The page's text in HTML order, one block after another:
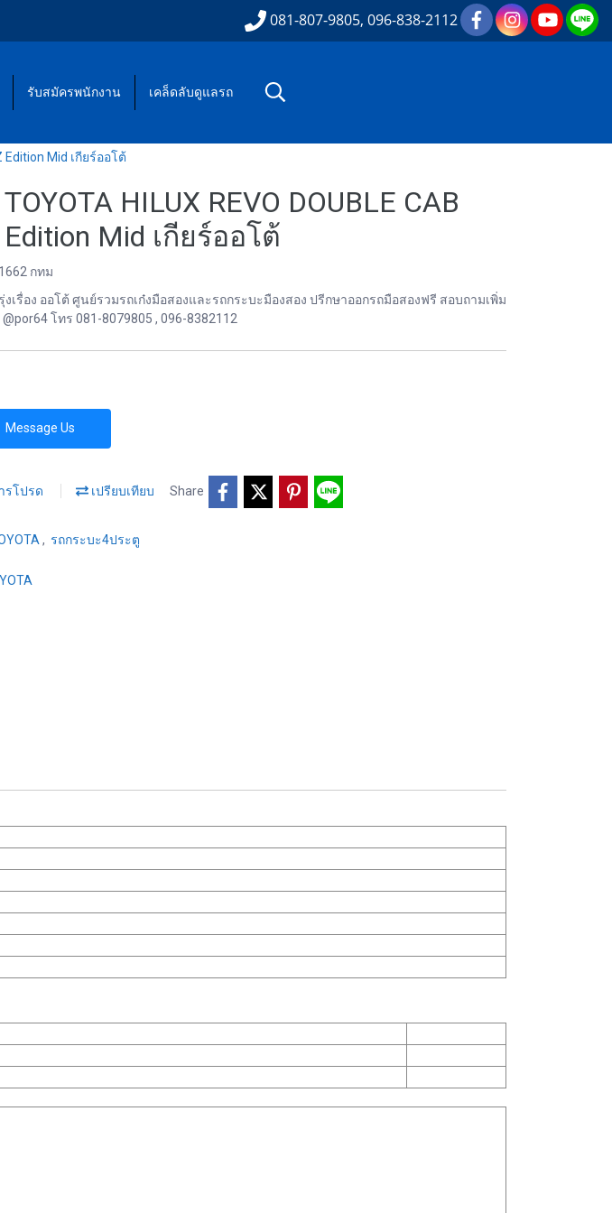
081-807-9805, 096-838-2112
รับสมัครพนักงาน เคล็ดลับดูแลรถ
Edition Mid เกียร์ออโต้
HILUX REVO DOUBLE CAB
Mid เกียร์ออโต้
กทม
งเรื่อง ออโต้ ศูนย์รวมรถเก๋งมือสองและรถกระบะมืองสอง ปรีกษาออกรถมือสองฟรี สอบถามเพิ่ม
: @por64 โทร 081-8079805 , 096-8382112
Message Us
รโปรด เปรียบเทียบ Share
, รถกระบะ4ประตู